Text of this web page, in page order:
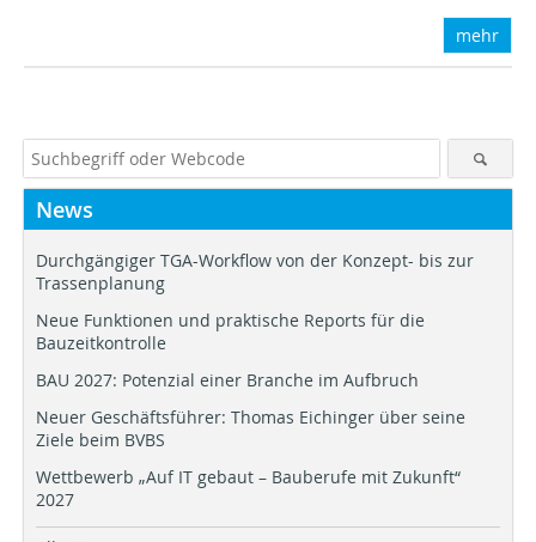
mehr
News
Durchgängiger TGA-Workflow von der Konzept- bis zur
Trassenplanung
Neue Funktionen und praktische Reports für die
Bauzeitkontrolle
BAU 2027: Potenzial einer Branche im Aufbruch
Neuer Geschäftsführer: Thomas Eichinger über seine
Ziele beim BVBS
Wettbewerb „Auf IT gebaut – Bauberufe mit Zukunft“
2027